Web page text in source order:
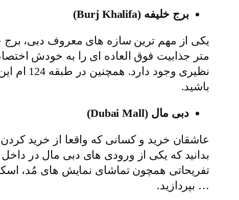
برج خلیفه (Burj Khalifa)
متر جذابیت فوق العاده ای را به خودش
نظیری
باشید.
دبی مال (Dubai Mall)
عاشقان خرید و کسانی که واقعا از خرید
بدانید که یکی از ورودی های دبی مال در داخل
تفریحاتی همچون تماشای نمایش‌ های مُد،
… بپردازید.